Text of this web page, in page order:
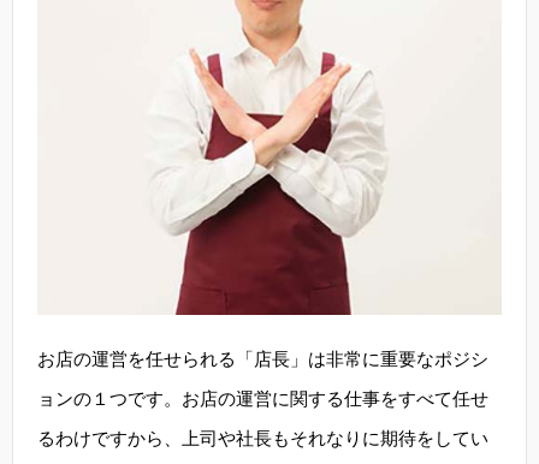
お店の運営を任せられる「店長」は非常に重要なポジシ
ョンの１つです。お店の運営に関する仕事をすべて任せ
るわけですから、上司や社長もそれなりに期待をしてい